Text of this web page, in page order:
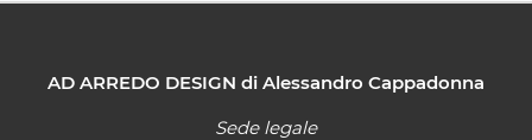
AD ARREDO DESIGN di Alessandro Cappadonna
Sede legale